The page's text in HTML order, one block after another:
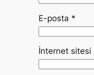
E-posta *
İnternet sitesi